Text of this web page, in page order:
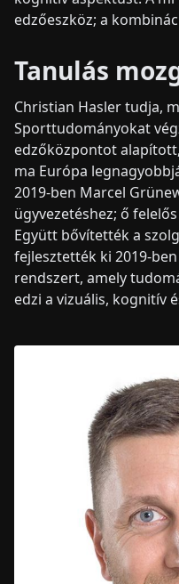
edzőeszköz; a
Tanulás
Christian Hasler tudja,
Sporttudományokat
edzőközpontot
ma Európa
2019-ben Marcel
ügyvezetéshez; ő
Együtt bővítették a
fejlesztették ki 2019-ben
rendszert, amely
edzi a vizuális, kognitív